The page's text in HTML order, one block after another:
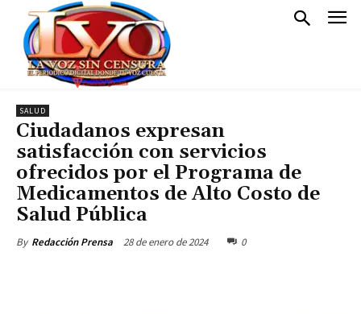
SALUD
Ciudadanos expresan
satisfacción con servicios
ofrecidos por el Programa de
Medicamentos de Alto Costo de
Salud Pública
By Redacción Prensa 28 de enero de 2024 0